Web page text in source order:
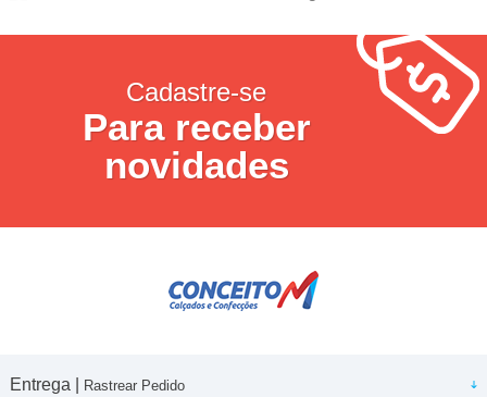
Cadastre-se
Para receber
novidades
Entrega | Rastrear Pedido